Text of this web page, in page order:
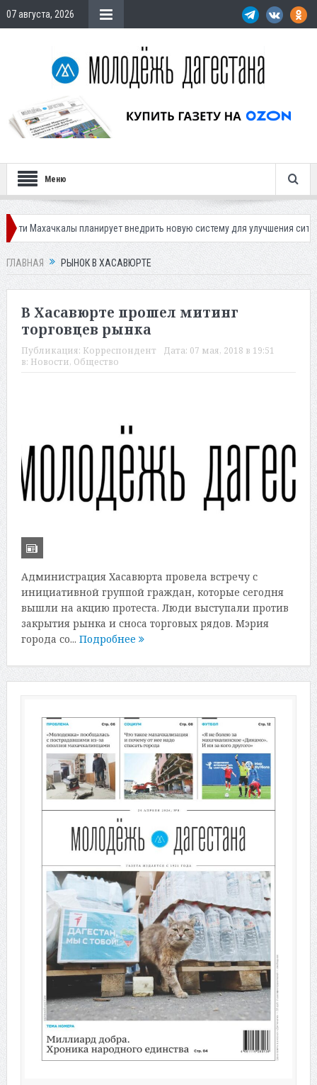
07 августа, 2026
Меню
планирует внедрить новую систему для улучшения ситуации с
ГЛАВНАЯ РЫНОК В ХАСАВЮРТЕ
В Хасавюрте прошел митинг
торговцев рынка
Публикация: Корреспондент Дата: 07 мая, 2018 в 19:51
в: Новости, Общество
Администрация Хасавюрта провела встречу с
инициативной группой граждан, которые сегодня
вышли на акцию протеста. Люди выступали против
закрытия рынка и сноса торговых рядов. Мэрия
города со... Подробнее